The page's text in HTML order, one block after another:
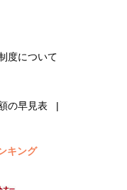
度について
の早見表
キング